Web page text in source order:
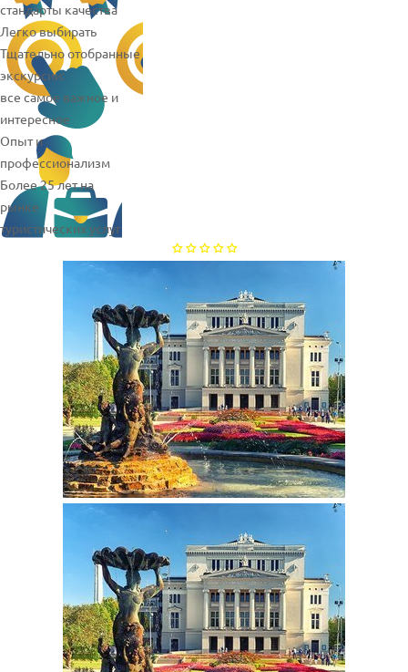
стандарты качества
Легко выбирать
Тщательно отобранные
экскурсии:
все самое важное и
интересное
Опыт и
профессионализм
Более 25 лет на
рынке
туристических услуг